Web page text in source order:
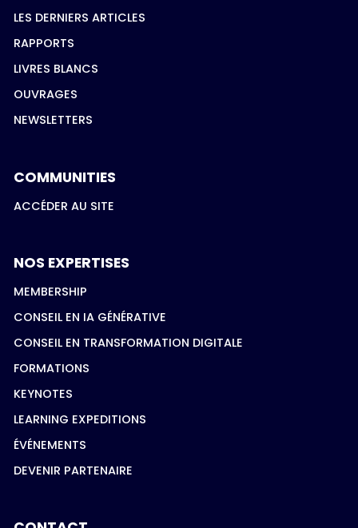
LES DERNIERS ARTICLES
RAPPORTS
LIVRES BLANCS
OUVRAGES
NEWSLETTERS
COMMUNITIES
ACCÉDER AU SITE
NOS EXPERTISES
MEMBERSHIP
CONSEIL EN IA GÉNÉRATIVE
CONSEIL EN TRANSFORMATION DIGITALE
FORMATIONS
KEYNOTES
LEARNING EXPEDITIONS
ÉVÉNEMENTS
DEVENIR PARTENAIRE